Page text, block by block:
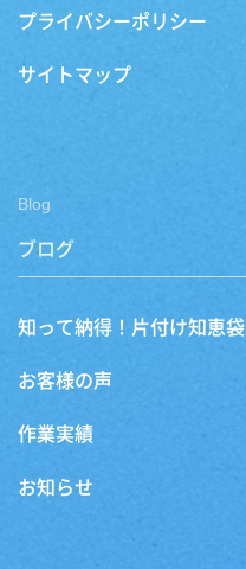
プライバシーポリシー
サイトマップ
Blog
ブログ
知って納得！片付け知恵袋
お客様の声
作業実績
お知らせ